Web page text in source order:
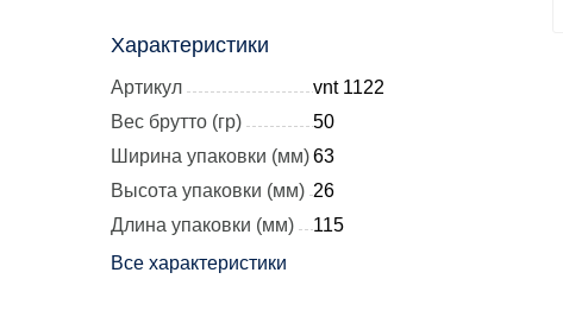
Характеристики
Артикул
vnt 1122
Вес брутто (гр)
50
Ширина упаковки (мм)63
Высота упаковки (мм) 26
Длина упаковки (мм)
115
Все характеристики